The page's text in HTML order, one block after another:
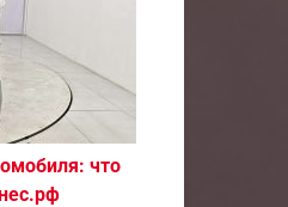
что